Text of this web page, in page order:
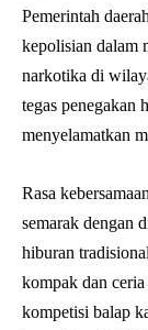
Pemerintah
kepolisian dalam
narkotika di
tegas penegakan
menyelamatkan
Rasa
semarak dengan
hiburan
kompak dan
kompetisi balap